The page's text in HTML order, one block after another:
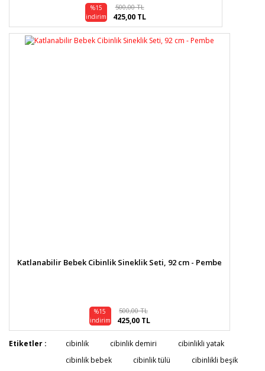
%15
indirim
500,00 TL
425,00 TL
Katlanabilir Bebek Cibinlik Sineklik Seti, 92 cm - Pembe
%15
indirim
500,00 TL
425,00 TL
Etiketler : cibinlik cibinlik demiri
cibinlikli yatak
cibinlik bebek
cibinlik tülü
cibinlikli beşik